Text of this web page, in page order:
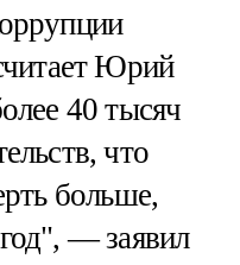
Юрий
40 тысяч
что
больше,
— заявил